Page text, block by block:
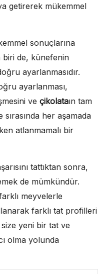
getirerek mükemmel
sonuçlarına
biri de, künefenin
ayarlanmasıdır.
ayarlanması,
ve çikolataın tam
her aşamada
atlanmamalı bir
tattıktan sonra,
de mümkündür.
meyvelerle
farklı tat profilleri
yeni bir tat ve
olma yolunda